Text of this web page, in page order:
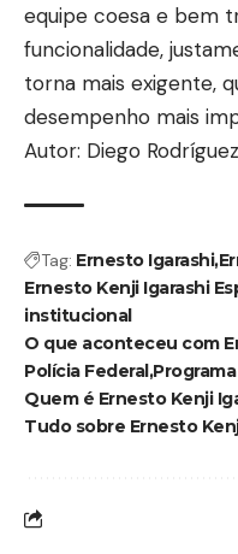
equipe coesa e bem
funcionalidade,
torna mais exigente,
desempenho mais
Autor: Diego
Tag: Ernesto Igarashi
Ernesto Kenji Igarashi
institucional
O que aconteceu com
Polícia Federal
Quem é Ernesto Kenji
Tudo sobre Ernesto